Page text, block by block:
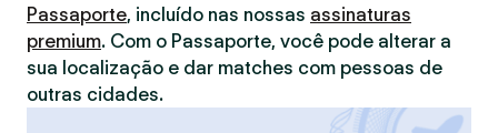
Passaporte, incluído nas nossas assinaturas
premium. Com o Passaporte, você pode alterar a
sua localização e dar matches com pessoas de
outras cidades.